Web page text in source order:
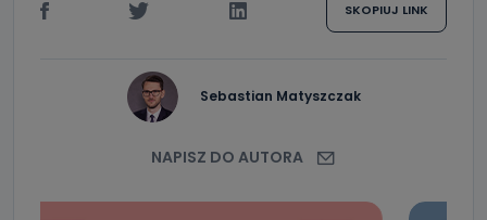
SKOPIUJ LINK
Sebastian Matyszczak
NAPISZ DO AUTORA